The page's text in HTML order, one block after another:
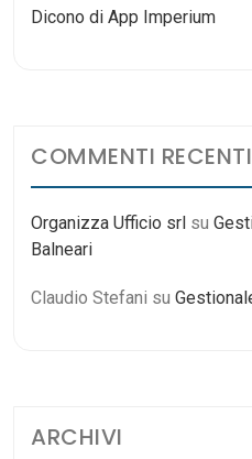
Dicono di App Imperium
COMMENTI RECENTI
Organizza Ufficio srl su
Balneari
Claudio Stefani su
ARCHIVI